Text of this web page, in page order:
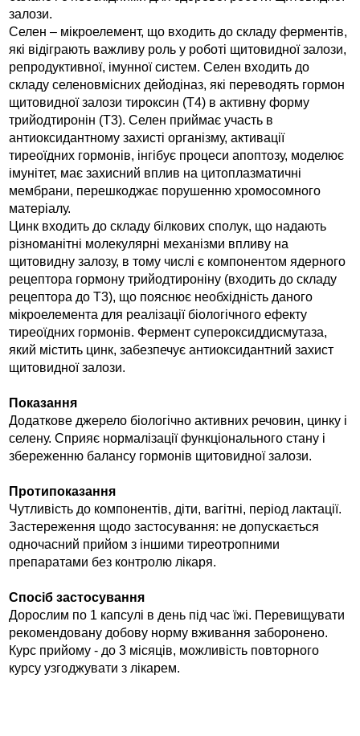
залози.
Селен – мікроелемент, що входить до складу ферментів,
які відіграють важливу роль у роботі щитовидної залози,
репродуктивної, імунної систем. Селен входить до
складу селеновмісних дейодіназ, які переводять гормон
щитовидної залози тироксин (Т4) в активну форму
трийодтиронін (Т3). Селен приймає участь в
антиоксидантному захисті організму, активації
тиреоїдних гормонів, інгібує процеси апоптозу, моделює
імунітет, має захисний вплив на цитоплазматичні
мембрани, перешкоджає порушенню хромосомного
матеріалу.
Цинк входить до складу білкових сполук, що надають
різноманітні молекулярні механізми впливу на
щитовидну залозу, в тому числі є компонентом ядерного
рецептора гормону трийодтироніну (входить до складу
рецептора до Т3), що пояснює необхідність даного
мікроелемента для реалізації біологічного ефекту
тиреоїдних гормонів. Фермент супероксиддисмутаза,
який містить цинк, забезпечує антиоксидантний захист
щитовидної залози.
Показання
Додаткове джерело біологічно активних речовин, цинку і
селену. Сприяє нормалізації функціонального стану і
збереженню балансу гормонів щитовидної залози.
Протипоказання
Чутливість до компонентів, діти, вагітні, період лактації.
Застереження щодо застосування: не допускається
одночасний прийом з іншими тиреотропними
препаратами без контролю лікаря.
Спосіб застосування
Дорослим по 1 капсулі в день під час їжі. Перевищувати
рекомендовану добову норму вживання заборонено.
Курс прийому - до 3 місяців, можливість повторного
курсу узгоджувати з лікарем.